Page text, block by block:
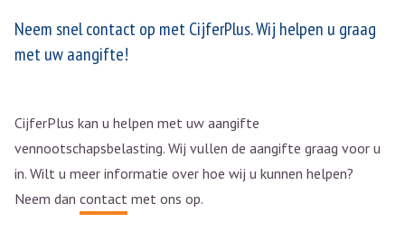
Neem snel contact op met CijferPlus. Wij helpen u graag
met uw aangifte!
CijferPlus kan u helpen met uw aangifte
vennootschapsbelasting. Wij vullen de aangifte graag voor u
in. Wilt u meer informatie over hoe wij u kunnen helpen?
Neem dan contact met ons op.